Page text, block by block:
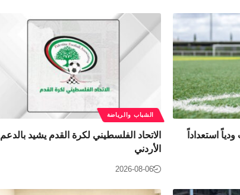
استعداداً
الشباب والرياضة
الاتحاد الفلسطيني لكرة القدم يشيد بالدعم
الأردني
2026-08-06